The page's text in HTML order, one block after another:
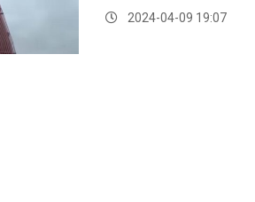
2024-04-09 19:07